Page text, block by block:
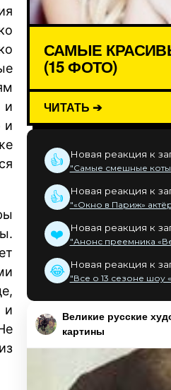
и
и
и
САМЫЕ
(15 ФОТО)
ЧИТАТЬ ➔
👍 Новая реакция к
"Самые смешные
👍 Новая реакция к
"«Окно в Париж»
❤️ Новая реакция к
"Анонс преемника
😂 Новая реакция к
"Все о 13 сезоне шоу
Великие русские
картины